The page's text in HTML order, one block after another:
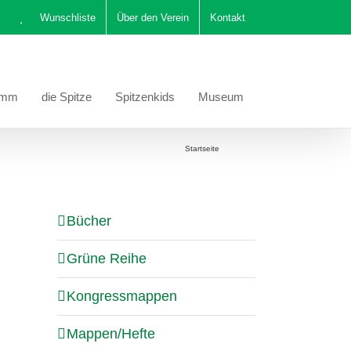
Wunschliste Über den Verein Kontakt
die Spitze Spitzenkids Museum
Startseite
Bücher
Grüne Reihe
Kongressmappen
Mappen/Hefte